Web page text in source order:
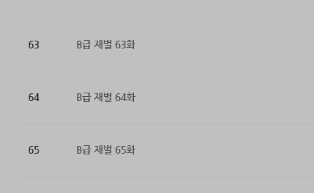
63 B급 재벌 63화
64 B급 재벌 64화
65 B급 재벌 65화